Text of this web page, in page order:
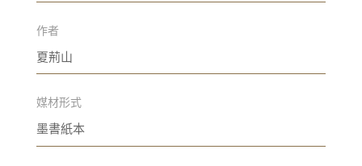
作者
夏荊山
媒材形式
墨書紙本